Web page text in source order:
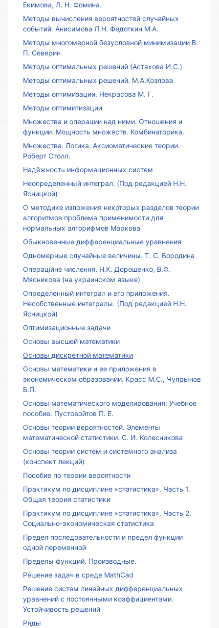
Екимова, Л. Н. Фомина.
Методы вычисления вероятностей случайных
событий. Анисимова Л.Н. Федоткин М.А.
Методы многомерной безусловной минимизации В.
П. Северин
Методы оптимальных решений (Астахова И.С.)
Методы оптимальных решений. М.А.Козлова
Методы оптимизации. Некрасова М. Г.
Методы оптимитизации
Множества и операции над ними. Отношения и
функции. Мощность множеств. Комбинаторика.
Множества. Логика. Аксиоматические теории.
Роберт Столл.
Надёжность информационных систем
Неопределенный интеграл. (Под редакцией Н.Н.
Ясницкой)
О методике изложения некоторых разделов теории
алгоритмов проблема применимости для
нормальных алгорифмов Маркова
Обыкновенные дифференциальные уравнения
Одномерные случайные величины. Т. С. Бородина
Операційне числення. Н.К. Дорошенко, В.Ф.
Мясникова (на украинском языке)
Определенный интеграл и его приложения.
Несобственные интегралы. (Под редакцией Н.Н.
Ясницкой)
Оптимизационные задачи
Основы высшей математики
Основы дискретной математики
Основы математики и ее приложения в
экономическом образовании. Красс М.С., Чупрынов
Б.П.
Основы математического моделирования: Учебное
пособие. Пустовойтов П. Е.
Основы теории вероятностей. Элементы
математической статистики. С. И. Колесникова
Основы теории систем и системного анализа
(конспект лекций)
Пособие по теории вероятности
Практикум по дисциплине «статистика». Часть 1.
Общая теория статистики
Практикум по дисциплине «статистика». Часть 2.
Социально-экономическая статистика
Предел последовательности и предел функции
одной переменной
Пределы функций. Производные.
Решение задач в среде MathCad
Решение систем линейных дифференциальных
уравнений с постоянными коэффициентами.
Устойчивость решений
Ряды